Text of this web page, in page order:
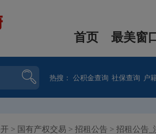
首页 最美窗
热搜：公积金查询 社保查询 户
> 国有产权交易 > 招租公告 > 招租公告_